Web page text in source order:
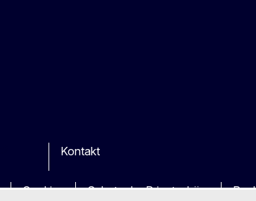
Kontakt
Cookies Schutz der Privatsphäre